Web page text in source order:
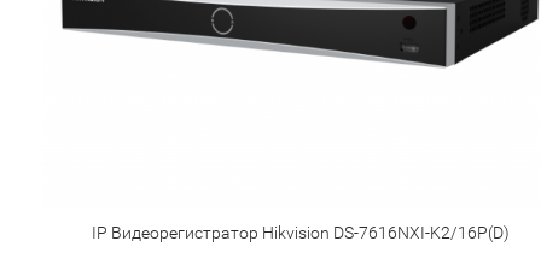
IP Видеорегистратор Hikvision DS-7616NXI-K2/16P(D)